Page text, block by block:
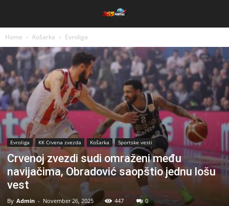
Home Košarka Evroliga
Evroliga KK Crvena zvezda Košarka Sportske vesti
Crvenoj zvezdi sudi omraženi među
navijačima, Obradović saopštio jednu lošu
vest
By Admin - November 26, 2025 447 0